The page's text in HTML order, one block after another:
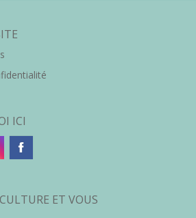
ICI
ET VOUS